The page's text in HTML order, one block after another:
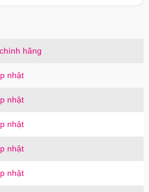
hãng
nhật
nhật
nhật
nhật
nhật